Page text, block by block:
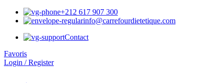
+212 617 907 300
info@carrefourdietetique.com
Contact
Favoris
Login / Register